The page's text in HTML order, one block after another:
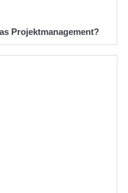
Projektmanagement?